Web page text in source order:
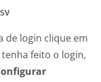
de login clique em
tenha feito o login,